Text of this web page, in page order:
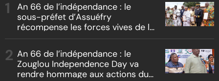
An 66 de l’indépendance : le
sous-préfet d’Assuéfry
récompense les forces vives de la
An 66 de l’indépendance : le
Zouglou Independence Day va
rendre hommage aux actions du